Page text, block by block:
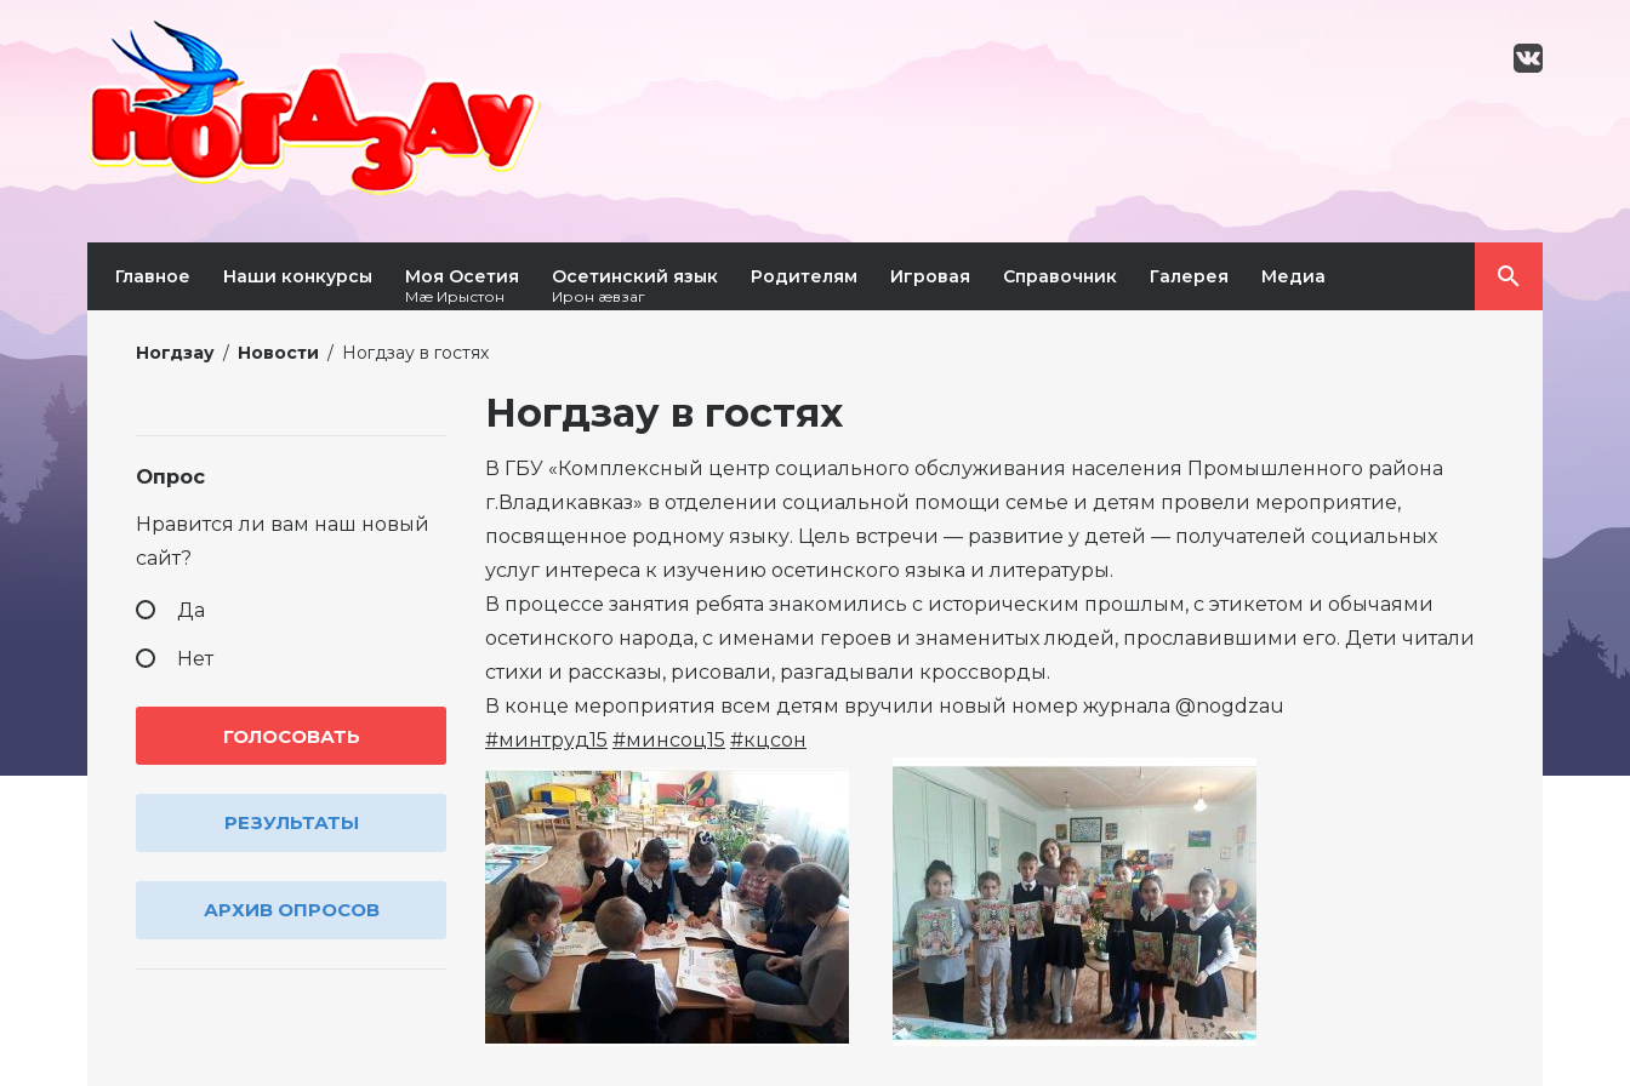
Главное Наши конкурсы Моя Осетия
Мæ Ирыстон
Осетинский язык
Ирон æвзаг
Родителям Игровая Справочник Галерея Медиа
Ногдзау / Новости / Ногдзау в гостях
Ногдзау в гостях
В ГБУ «Комплексный центр социального обслуживания населения Промышленного района
г.Владикавказ» в отделении социальной помощи семье и детям провели мероприятие,
посвященное родному языку. Цель встречи — развитие у детей — получателей социальных
услуг интереса к изучению осетинского языка и литературы.
В процессе занятия ребята знакомились с историческим прошлым, с этикетом и обычаями
осетинского народа, с именами героев и знаменитых людей, прославившими его. Дети читали
стихи и рассказы, рисовали, разгадывали кроссворды.
В конце мероприятия всем детям вручили новый номер журнала @nogdzau
#минтруд15 #минсоц15 #кцсон
Опрос
Нравится ли вам наш новый
сайт?
Да
Нет
РЕЗУЛЬТАТЫ
АРХИВ ОПРОСОВ